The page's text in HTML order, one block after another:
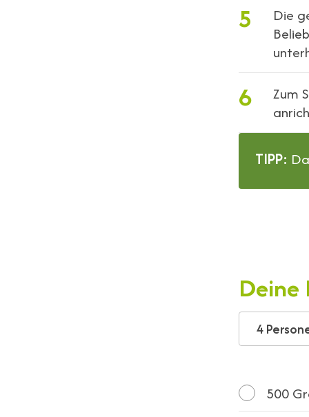
5
Die
6
Zum
TIPP:
Deine
4
500